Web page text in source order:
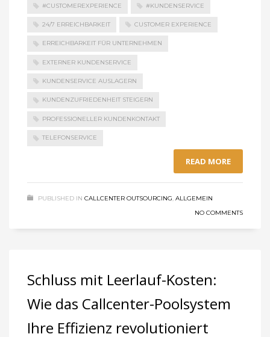
#CUSTOMEREXPERIENCE #KUNDENSERVICE
24/7 ERREICHBARKEIT CUSTOMER EXPERIENCE
ERREICHBARKEIT FÜR UNTERNEHMEN
EXTERNER KUNDENSERVICE
KUNDENSERVICE AUSLAGERN
KUNDENZUFRIEDENHEIT STEIGERN
PROFESSIONELLER KUNDENKONTAKT
TELEFONSERVICE
READ MORE
PUBLISHED IN CALLCENTER OUTSOURCING, ALLGEMEIN
NO COMMENTS
Schluss mit Leerlauf-Kosten:
Wie das Callcenter-Poolsystem
Ihre Effizienz revolutioniert